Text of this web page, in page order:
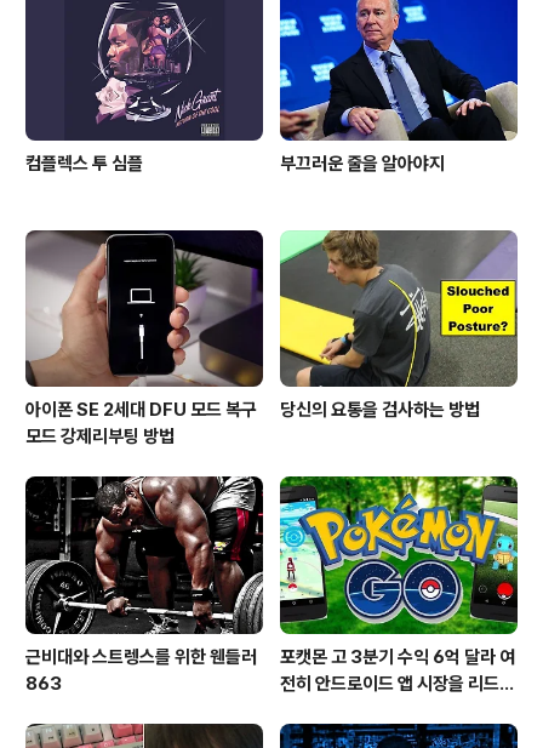
동안 판매될 아이폰 SE의 판매량이 약 1,000만대 ~ 1,50
0만대라 하는데 예상 보다 더 많은 판매량을 올릴 가능성
이 높아 보입니..
컴플렉스 투 심플 부끄러운 줄을 알아야지
아이폰 SE 2세대 DFU 모드 복구
모드 강제리부팅 방법
당신의 요통을 검사하는 방법
근비대와 스트렝스를 위한 웬들러
863
포캣몬 고 3분기 수익 6억 달라 여
전히 안드로이드 앱 시장을 리드